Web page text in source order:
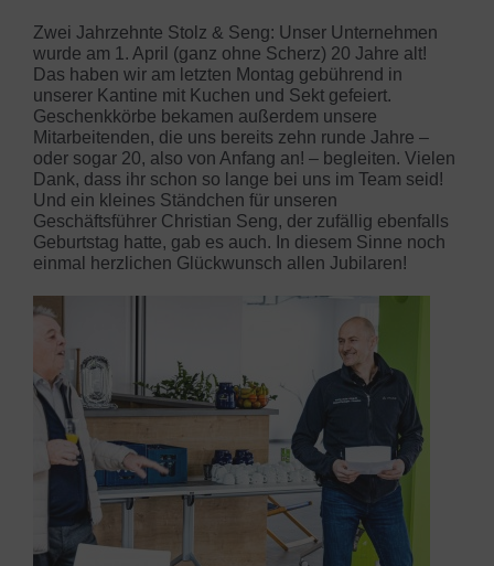
Zwei Jahrzehnte Stolz & Seng: Unser Unternehmen
wurde am 1. April (ganz ohne Scherz) 20 Jahre alt!
Das haben wir am letzten Montag gebührend in
unserer Kantine mit Kuchen und Sekt gefeiert.
Geschenkkörbe bekamen außerdem unsere
Mitarbeitenden, die uns bereits zehn runde Jahre –
oder sogar 20, also von Anfang an! – begleiten. Vielen
Dank, dass ihr schon so lange bei uns im Team seid!
Und ein kleines Ständchen für unseren
Geschäftsführer Christian Seng, der zufällig ebenfalls
Geburtstag hatte, gab es auch. In diesem Sinne noch
einmal herzlichen Glückwunsch allen Jubilaren!